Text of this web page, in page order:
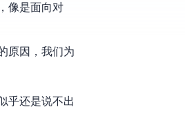
像是面向对
原因，我们为
乎还是说不出